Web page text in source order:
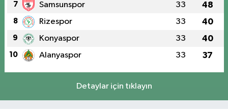
7 Samsunspor 33 48
8 Rizespor 33 40
9 Konyaspor 33 40
10 Alanyaspor 33 37
Detaylar için tıklayın